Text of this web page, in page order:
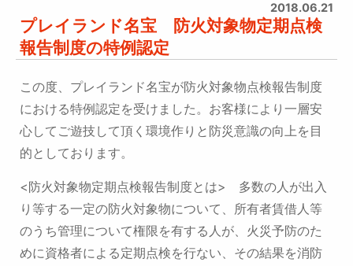
2018.06.21
プレイランド名宝 防火対象物定期点検
報告制度の特例認定
この度、プレイランド名宝が防火対象物点検報告制度
における特例認定を受けました。 お客様により一層安
心してご遊技して頂く環境作りと防災意識の向上を目
的としております。
<防火対象物定期点検報告制度とは> 多数の人が出入
り等する一定の防火対象物について、 所有者賃借人等
のうち管理について権限を有する人が、 火災予防のた
めに資格者による定期点検を行ない、 その結果を消防